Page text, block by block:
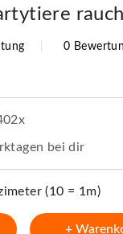
0
bei dir
(10 = 1m)
+